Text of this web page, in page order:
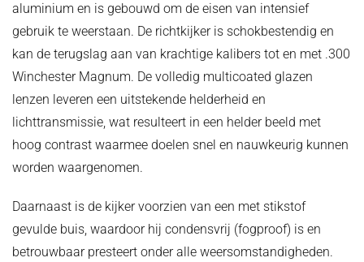
aluminium en is gebouwd om de eisen van intensief
gebruik te weerstaan. De richtkijker is schokbestendig en
kan de terugslag aan van krachtige kalibers tot en met .300
Winchester Magnum. De volledig multicoated glazen
lenzen leveren een uitstekende helderheid en
lichttransmissie, wat resulteert in een helder beeld met
hoog contrast waarmee doelen snel en nauwkeurig kunnen
worden waargenomen.
Daarnaast is de kijker voorzien van een met stikstof
gevulde buis, waardoor hij condensvrij (fogproof) is en
betrouwbaar presteert onder alle weersomstandigheden.